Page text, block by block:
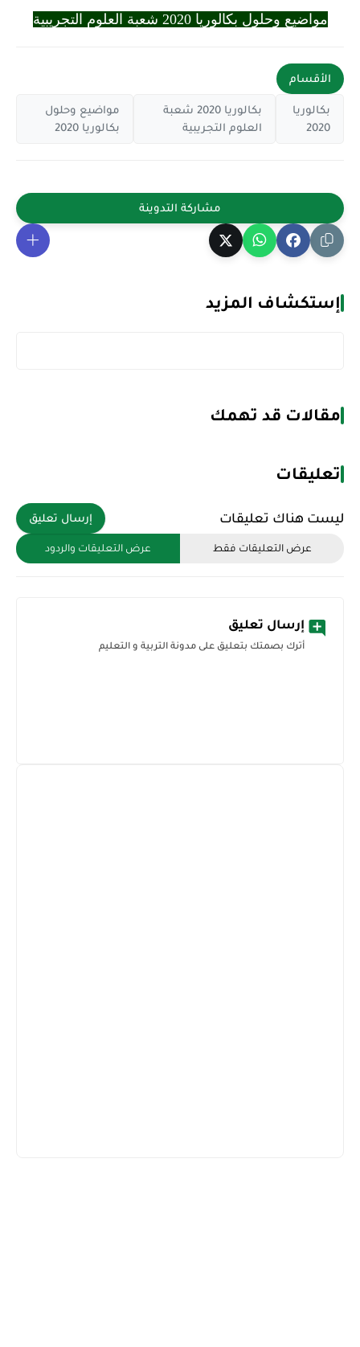
مواضيع وحلول بكالوريا 2020 شعبة العلوم التجريبية
الأقسام
بكالوريا
2020
بكالوريا 2020 شعبة
العلوم التجريبية
مواضيع وحلول
بكالوريا 2020
إستكشاف المزيد
مقالات قد تهمك
تعليقات
ليست هناك تعليقات إرسال تعليق
عرض التعليقات فقط عرض التعليقات والردود
إرسال تعليق
أترك بصمتك بتعليق على مدونة التربية و التعليم